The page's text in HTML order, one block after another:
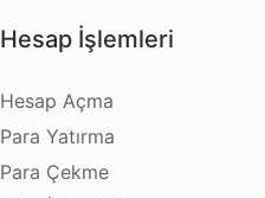
Hesap İşlemleri
Hesap Açma
Para Yatırma
Para Çekme